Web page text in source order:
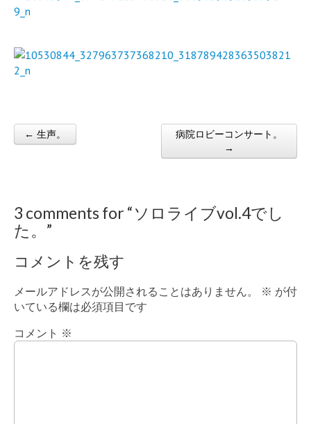
Post navigation
← 生声。
病院ロビーコンサート。
→
3 comments for “ソロライブvol.4でし
た。 ”
コメントを残す
メールアドレスが公開されることはありません。 ※ が付
いている欄は必須項目です
コメント ※